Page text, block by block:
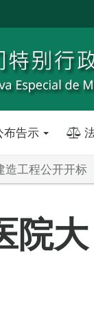
告示
造工程公开开标
院大